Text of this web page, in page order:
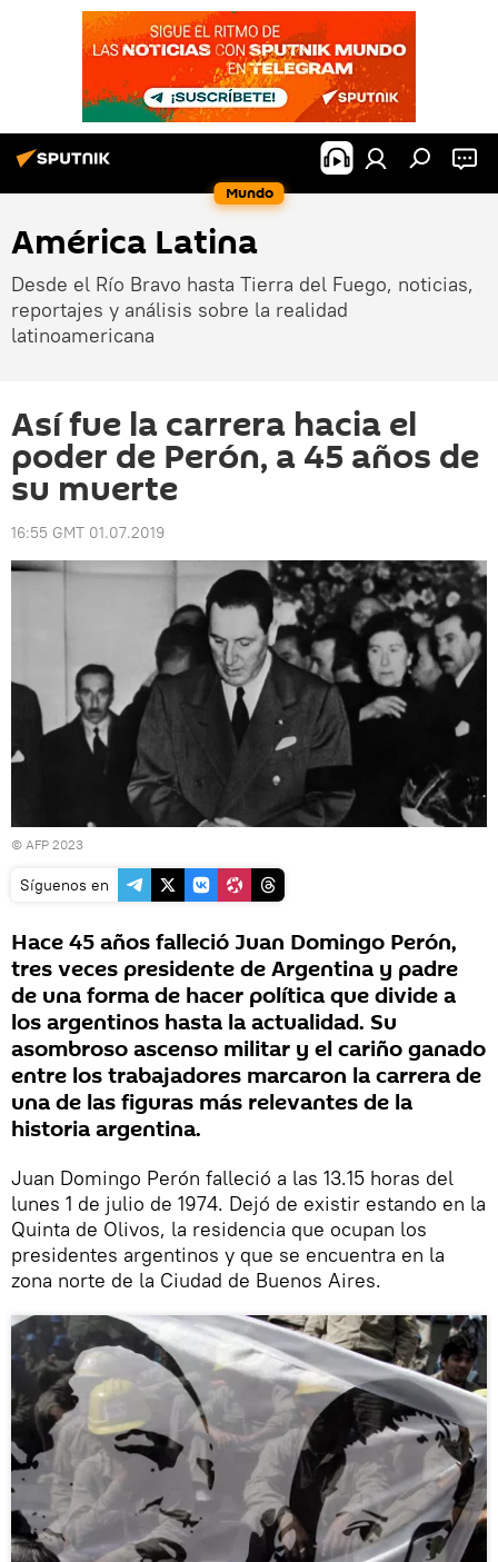
Mundo
América Latina
Desde el Río Bravo hasta Tierra del Fuego, noticias,
reportajes y análisis sobre la realidad
latinoamericana
Así fue la carrera hacia el
poder de Perón, a 45 años de
su muerte
16:55 GMT 01.07.2019
© AFP 2023
Síguenos en
Hace 45 años falleció Juan Domingo Perón,
tres veces presidente de Argentina y padre
de una forma de hacer política que divide a
los argentinos hasta la actualidad. Su
asombroso ascenso militar y el cariño ganado
entre los trabajadores marcaron la carrera de
una de las figuras más relevantes de la
historia argentina.
Juan Domingo Perón falleció a las 13.15 horas del
lunes 1 de julio de 1974. Dejó de existir estando en la
Quinta de Olivos, la residencia que ocupan los
presidentes argentinos y que se encuentra en la
zona norte de la Ciudad de Buenos Aires.